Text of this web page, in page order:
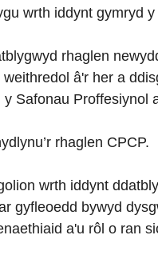
wrth iddynt gymryd
rhaglen
â'r her a
Safonau Proffesiynol
rhaglen CPCP.
wrth iddynt
gyfleoedd bywyd
a'u rôl o ran